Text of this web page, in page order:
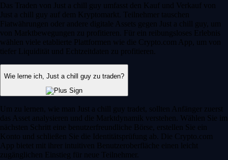
Das Traden von Just a chill guy umfasst den Kauf und Verkauf von
Just a chill guy auf dem Kryptomarkt. Teilnehmer tauschen
Fiatwährungen oder andere digitale Assets gegen Just a chill guy, um
von Marktbewegungen zu profitieren. Für ein reibungsloses Erlebnis
wählen viele etablierte Plattformen wie die Crypto.com App, um von
tiefer Liquidität und Echtzeitdaten zu profitieren.
Wie lerne ich, Just a chill guy zu traden?
Um zu lernen, wie man Just a chill guy tradet, sollten Anfänger zuerst
das Asset analysieren und die Marktdynamik verstehen. Wählen Sie im
nächsten Schritt eine benutzerfreundliche Börse, erstellen Sie ein
Konto und schließen Sie die Identitätsprüfung ab. Die Crypto.com
App bietet mit ihrer intuitiven Benutzeroberfläche einen leicht
zugänglichen Einstieg für neue Teilnehmer.